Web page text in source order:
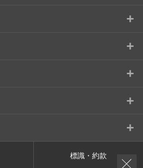
+
+
+
+
+
標識・約款